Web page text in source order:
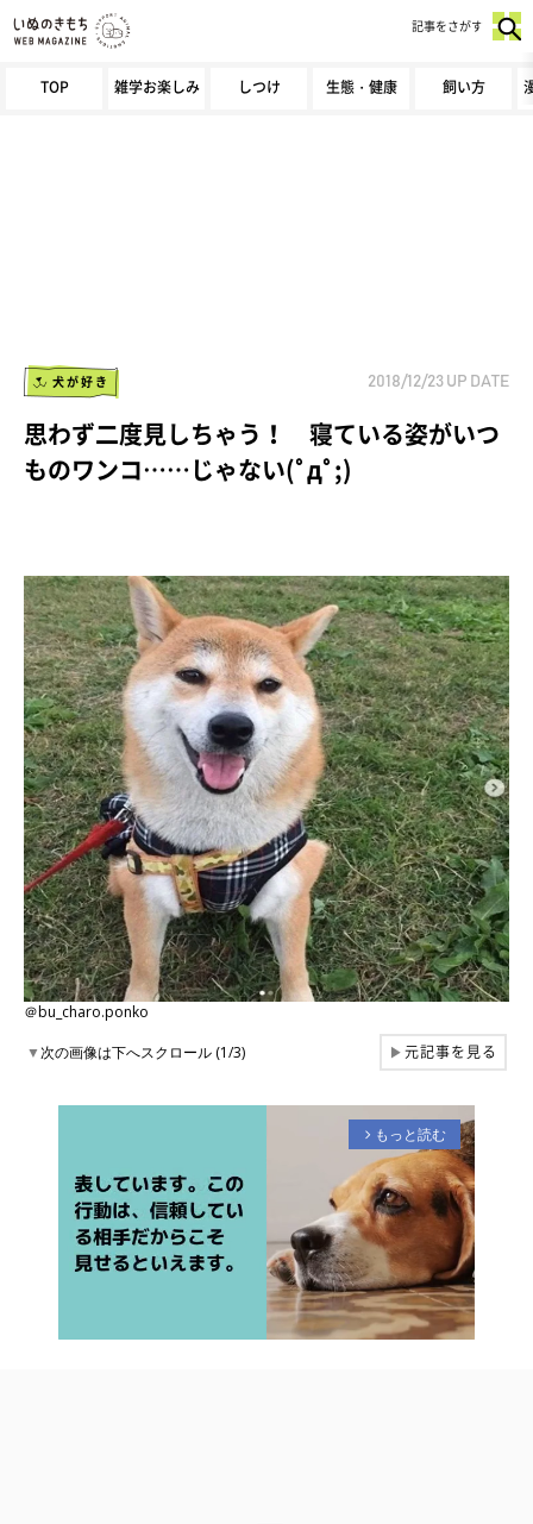
TOP 雑学お楽しみ しつけ 生態・健康 飼い方
記事をさがす
犬が好き 2018/12/23 UP DATE
思わず二度見しちゃう！ 寝ている姿がいつ
ものワンコ……じゃない(ﾟдﾟ;)
＠bu_charo.ponko
▼次の画像は下へスクロール (1/3) ▶元記事を見る
arrow_forward_ios もっと読む